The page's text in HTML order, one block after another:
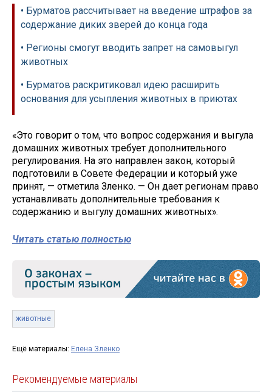
• Бурматов рассчитывает на введение штрафов за
содержание диких зверей до конца года
• Регионы смогут вводить запрет на самовыгул
животных
• Бурматов раскритиковал идею расширить
основания для усыпления животных в приютах
«Это говорит о том, что вопрос содержания и выгула
домашних животных требует дополнительного
регулирования. На это направлен закон, который
подготовили в Совете Федерации и который уже
принят, — отметила Зленко. — Он дает регионам право
устанавливать дополнительные требования к
содержанию и выгулу домашних животных».
Читать статью полностью
животные
Ещё материалы: Елена Зленко
Рекомендуемые материалы